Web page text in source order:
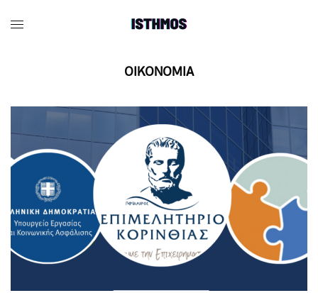
OIKONOMIA